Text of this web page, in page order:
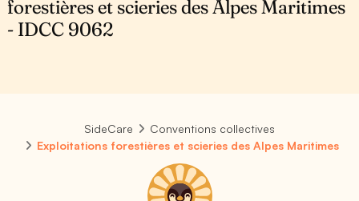
forestières et scieries des Alpes Maritimes
- IDCC 9062
SideCare
Conventions collectives
Exploitations forestières et scieries des Alpes Maritimes